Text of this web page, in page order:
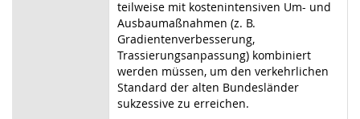
teilweise mit kostenintensiven Um- und
Ausbaumaßnahmen (z. B.
Gradientenverbesserung,
Trassierungsanpassung) kombiniert
werden müssen, um den verkehrlichen
Standard der alten Bundesländer
sukzessive zu erreichen.